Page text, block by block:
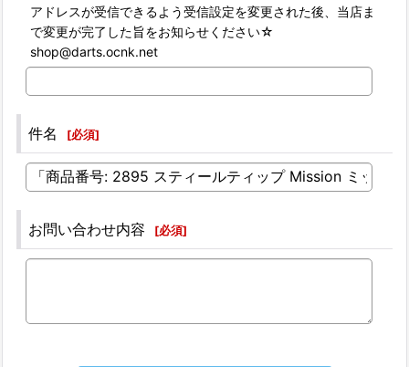
アドレスが受信できるよう受信設定を変更された後、当店ま
で変更が完了した旨をお知らせください☆
shop@darts.ocnk.net
件名 [必須]
お問い合わせ内容 [必須]